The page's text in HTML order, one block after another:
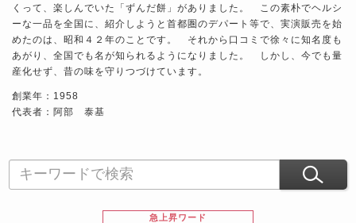
くって、楽しんでいた「ずんだ餅」がありました。 この素朴でヘルシ
ーな一品を全国に、紹介しようと首都圏のデパート等で、実演販売を始
めたのは、昭和４２年のことです。 それから口コミで徐々に知名度も
あがり、全国でも名が知られるようになりました。 しかし、今でも量
産化せず、昔の味を守りつづけています。
創業年：1958
代表者：阿部 泰基
急上昇ワード